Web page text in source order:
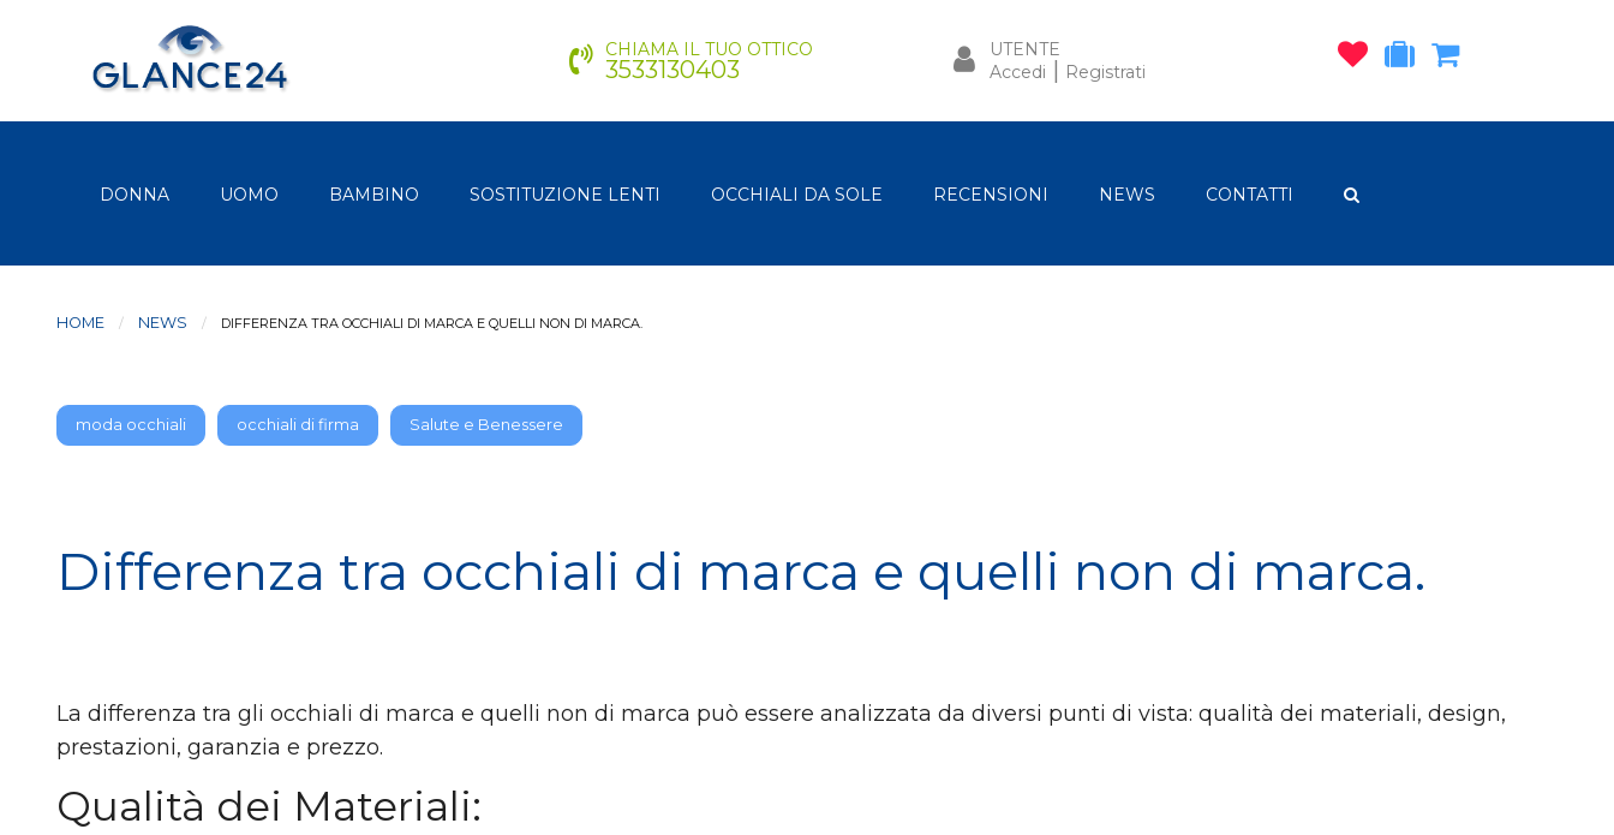
CHIAMA IL TUO OTTICO
3533130403
UTENTE
Accedi | Registrati
DONNA UOMO BAMBINO SOSTITUZIONE LENTI OCCHIALI DA SOLE RECENSIONI NEWS CONTATTI
HOME NEWS CURRENT:
DIFFERENZA TRA OCCHIALI DI MARCA E QUELLI NON DI MARCA.
moda occhiali occhiali di firma Salute e Benessere
Differenza tra occhiali di marca e quelli non di marca.
La differenza tra gli occhiali di marca e quelli non di marca può essere analizzata da diversi punti di vista: qualità dei materiali, design,
prestazioni, garanzia e prezzo.
Qualità dei Materiali: